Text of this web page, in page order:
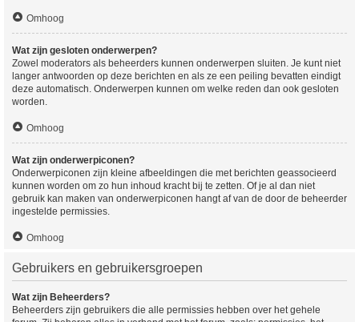
Omhoog
Wat zijn gesloten onderwerpen?
Zowel moderators als beheerders kunnen onderwerpen sluiten. Je kunt niet
langer antwoorden op deze berichten en als ze een peiling bevatten eindigt
deze automatisch. Onderwerpen kunnen om welke reden dan ook gesloten
worden.
Omhoog
Wat zijn onderwerpiconen?
Onderwerpiconen zijn kleine afbeeldingen die met berichten geassocieerd
kunnen worden om zo hun inhoud kracht bij te zetten. Of je al dan niet
gebruik kan maken van onderwerpiconen hangt af van de door de beheerder
ingestelde permissies.
Omhoog
Gebruikers en gebruikersgroepen
Wat zijn Beheerders?
Beheerders zijn gebruikers die alle permissies hebben over het gehele